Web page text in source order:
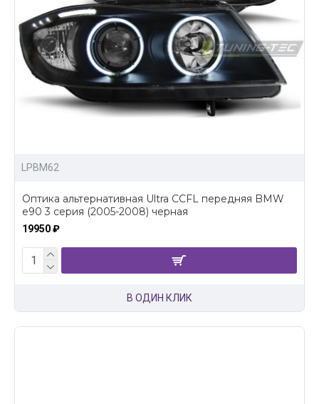
LPBM62
Оптика альтернативная Ultra CCFL передняя BMW
e90 3 серия (2005-2008) черная
19950 ₽
В ОДИН КЛИК